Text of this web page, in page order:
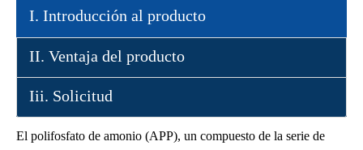
I. Introducción al producto
II. Ventaja del producto
Iii. Solicitud
El polifosfato de amonio (APP), un compuesto de la serie de